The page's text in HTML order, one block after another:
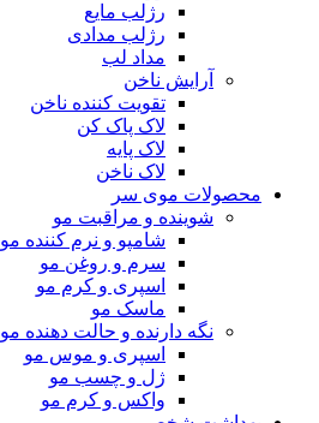
رژلب مایع
رژلب مدادی
مداد لب
آرایش ناخن
تقویت کننده ناخن
لاک پاک کن
لاک پایه
لاک ناخن
محصولات موی سر
شوینده و مراقبت مو
شامپو و نرم کننده مو
سرم و روغن مو
اسپری و کرم مو
ماسک مو
نگه دارنده و حالت دهنده مو
اسپری و موس مو
ژل و چسب مو
واکس و کرم مو